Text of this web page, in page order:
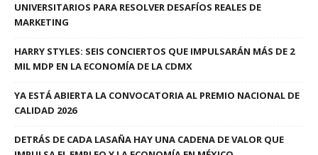
UNIVERSITARIOS PARA RESOLVER DESAFÍOS REALES DE
MARKETING
HARRY STYLES: SEIS CONCIERTOS QUE IMPULSARÁN MÁS DE 2
MIL MDP EN LA ECONOMÍA DE LA CDMX
YA ESTÁ ABIERTA LA CONVOCATORIA AL PREMIO NACIONAL DE
CALIDAD 2026
DETRÁS DE CADA LASAÑA HAY UNA CADENA DE VALOR QUE